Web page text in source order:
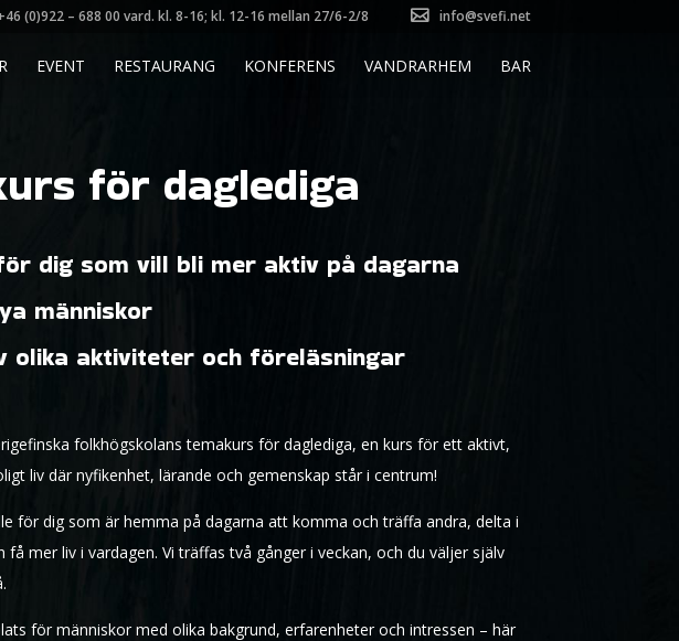
(0)922 – 688 00 vard. kl. 8-16; kl. 12-16 mellan 27/6-2/8 info@svefi.net
EVENT RESTAURANG KONFERENS VANDRARHEM BAR
för daglediga
dig som vill bli mer aktiv på dagarna
människor
olika aktiviteter och föreläsningar
folkhögskolans temakurs för daglediga, en kurs för ett aktivt,
liv där nyfikenhet, lärande och gemenskap står i centrum!
för dig som är hemma på dagarna att komma och träffa andra, delta i
få mer liv i vardagen. Vi träffas två gånger i veckan, och du väljer själv
för människor med olika bakgrund, erfarenheter och intressen – här